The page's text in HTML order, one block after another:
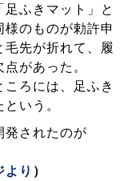
ふきマット」と
のものが勅許申
先が折れて、履
があった。
ろには、足ふき
いう。
発されたのが
り ）